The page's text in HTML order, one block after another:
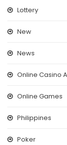
Lottery
New
News
Online Casino
Online Games
Philippines
Poker